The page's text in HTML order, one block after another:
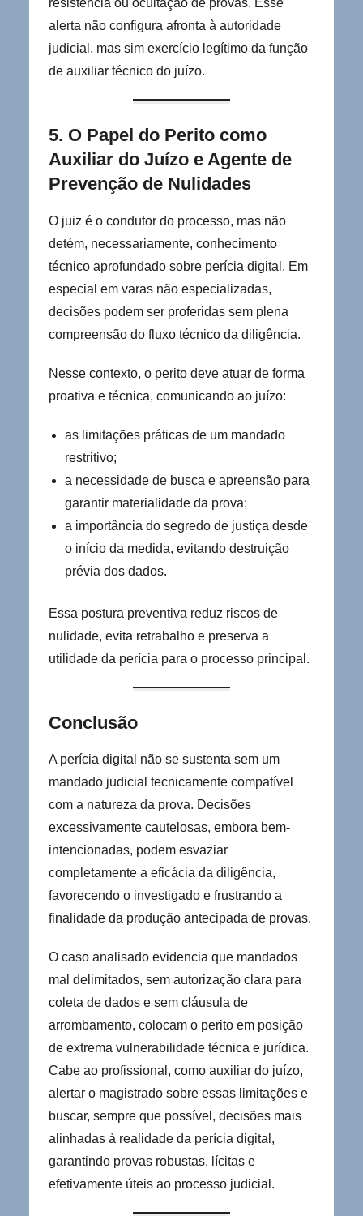
resistência ou ocultação de provas. Esse
alerta não configura afronta à autoridade
judicial, mas sim exercício legítimo da função
de auxiliar técnico do juízo.
5. O Papel do Perito como
Auxiliar do Juízo e Agente de
Prevenção de Nulidades
O juiz é o condutor do processo, mas não
detém, necessariamente, conhecimento
técnico aprofundado sobre perícia digital. Em
especial em varas não especializadas,
decisões podem ser proferidas sem plena
compreensão do fluxo técnico da diligência.
Nesse contexto, o perito deve atuar de forma
proativa e técnica, comunicando ao juízo:
as limitações práticas de um mandado
restritivo;
a necessidade de busca e apreensão para
garantir materialidade da prova;
a importância do segredo de justiça desde
o início da medida, evitando destruição
prévia dos dados.
Essa postura preventiva reduz riscos de
nulidade, evita retrabalho e preserva a
utilidade da perícia para o processo principal.
Conclusão
A perícia digital não se sustenta sem um
mandado judicial tecnicamente compatível
com a natureza da prova. Decisões
excessivamente cautelosas, embora bem-
intencionadas, podem esvaziar
completamente a eficácia da diligência,
favorecendo o investigado e frustrando a
finalidade da produção antecipada de provas.
O caso analisado evidencia que mandados
mal delimitados, sem autorização clara para
coleta de dados e sem cláusula de
arrombamento, colocam o perito em posição
de extrema vulnerabilidade técnica e jurídica.
Cabe ao profissional, como auxiliar do juízo,
alertar o magistrado sobre essas limitações e
buscar, sempre que possível, decisões mais
alinhadas à realidade da perícia digital,
garantindo provas robustas, lícitas e
efetivamente úteis ao processo judicial.